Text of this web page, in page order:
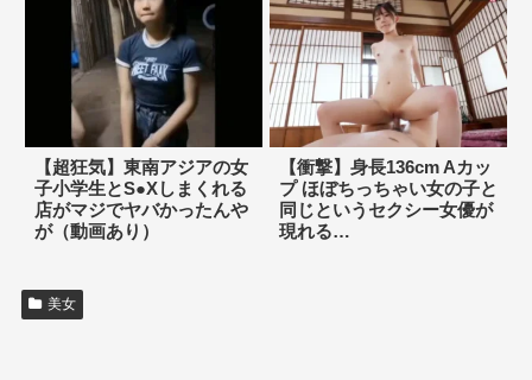
【超狂気】東南アジアの女
子小学生とS●Xしまくれる
店がマジでヤバかったんや
が（動画あり）
【衝撃】身長136cm Aカッ
プ ほぼちっちゃい女の子と
同じというセクシー女優が
現れる…
美女